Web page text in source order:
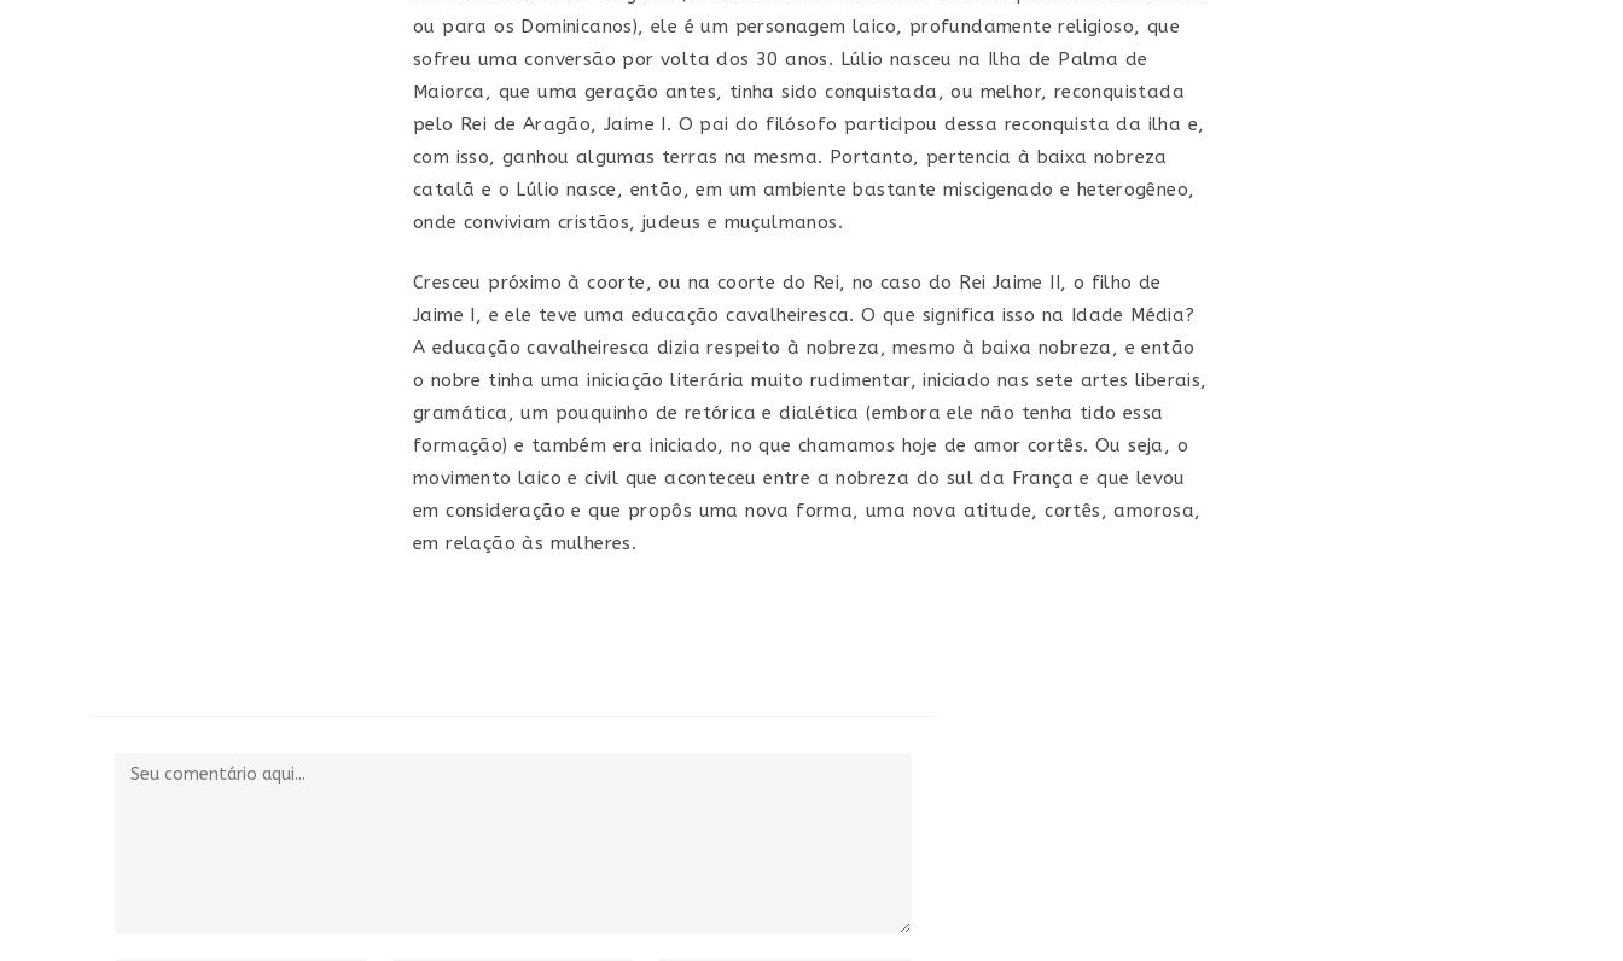
ou para os Dominicanos), ele é um personagem laico, profundamente religioso, que
sofreu uma conversão por volta dos 30 anos. Lúlio nasceu na Ilha de Palma de
Maiorca, que uma geração antes, tinha sido conquistada, ou melhor, reconquistada
pelo Rei de Aragão, Jaime I. O pai do filósofo participou dessa reconquista da ilha e,
com isso, ganhou algumas terras na mesma. Portanto, pertencia à baixa nobreza
catalã e o Lúlio nasce, então, em um ambiente bastante miscigenado e heterogêneo,
onde conviviam cristãos, judeus e muçulmanos.
Cresceu próximo à coorte, ou na coorte do Rei, no caso do Rei Jaime II, o filho de
Jaime I, e ele teve uma educação cavalheiresca. O que significa isso na Idade Média?
A educação cavalheiresca dizia respeito à nobreza, mesmo à baixa nobreza, e então
o nobre tinha uma iniciação literária muito rudimentar, iniciado nas sete artes liberais,
gramática, um pouquinho de retórica e dialética (embora ele não tenha tido essa
formação) e também era iniciado, no que chamamos hoje de amor cortês. Ou seja, o
movimento laico e civil que aconteceu entre a nobreza do sul da França e que levou
em consideração e que propôs uma nova forma, uma nova atitude, cortês, amorosa,
em relação às mulheres.
Comentário